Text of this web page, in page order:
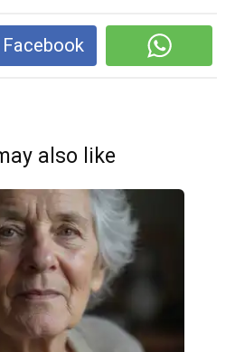
also like